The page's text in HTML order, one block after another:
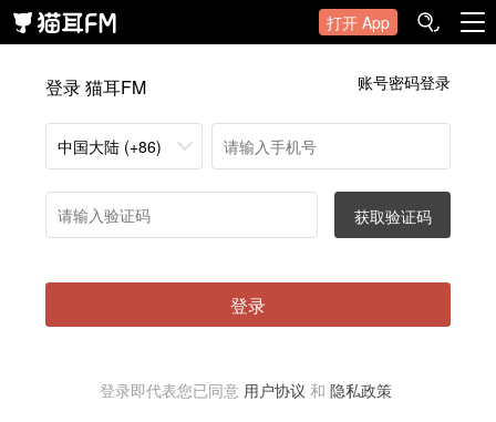
打开 App
登录 猫耳FM 账号密码登录
中国大陆 (+86)
获取验证码
登录
登录即代表您已同意 用户协议 和 隐私政策